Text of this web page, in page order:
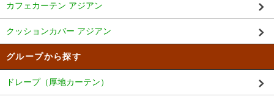
カフェカーテン アジアン
クッションカバー アジアン
グループから探す
ドレープ（厚地カーテン）